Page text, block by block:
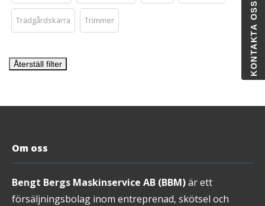
Trädgårdskärra Trimmer
Återställ filter
Om oss
Bengt Bergs Maskinservice AB (BBM)är ett
försäljningsbolag inom entreprenad, skötsel och
KONTAKTA OSS